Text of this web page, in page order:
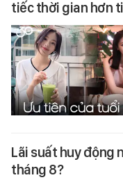
tiếc thời gian hơn
Lãi suất huy động
tháng 8?